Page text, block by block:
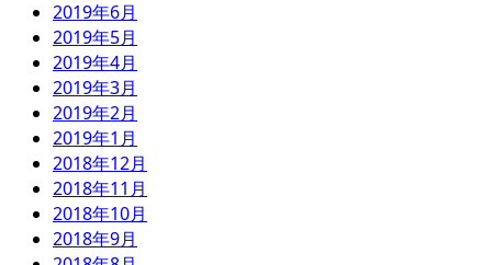
2019年6月
2019年5月
2019年4月
2019年3月
2019年2月
2019年1月
2018年12月
2018年11月
2018年10月
2018年9月